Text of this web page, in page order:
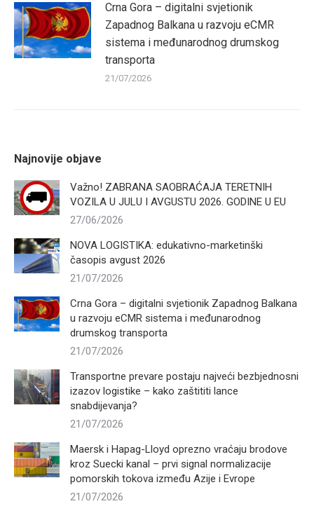
Crna Gora – digitalni svjetionik
Zapadnog Balkana u razvoju eCMR
sistema i međunarodnog drumskog
transporta
21/07/2026
Najnovije objave
Važno! ZABRANA SAOBRAĆAJA TERETNIH
VOZILA U JULU I AVGUSTU 2026. GODINE U EU
27/06/2026
NOVA LOGISTIKA: edukativno-marketinški
časopis avgust 2026
21/07/2026
Crna Gora – digitalni svjetionik Zapadnog Balkana
u razvoju eCMR sistema i međunarodnog
drumskog transporta
21/07/2026
Transportne prevare postaju najveći bezbjednosni
izazov logistike – kako zaštititi lance
snabdijevanja?
21/07/2026
Maersk i Hapag-Lloyd oprezno vraćaju brodove
kroz Suecki kanal – prvi signal normalizacije
pomorskih tokova između Azije i Evrope
21/07/2026